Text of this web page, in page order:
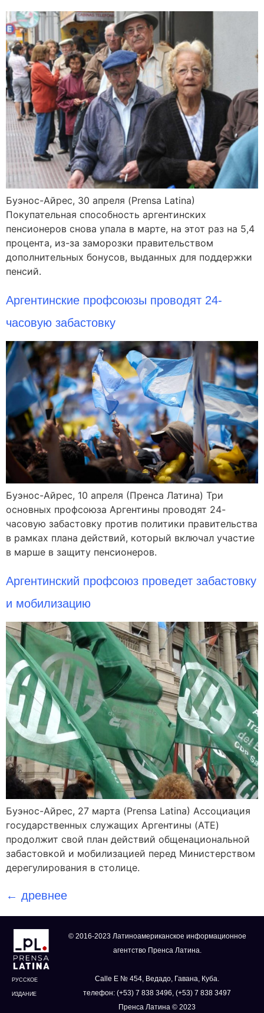
Буэнос-Айрес, 30 апреля (Prensa Latina)
Покупательная способность аргентинских
пенсионеров снова упала в марте, на этот раз на 5,4
процента, из-за заморозки правительством
дополнительных бонусов, выданных для поддержки
пенсий.
Аргентинские профсоюзы проводят 24-
часовую забастовку
Буэнос-Айрес, 10 апреля (Пренса Латина) Три
основных профсоюза Аргентины проводят 24-
часовую забастовку против политики правительства
в рамках плана действий, который включал участие
в марше в защиту пенсионеров.
Аргентинский профсоюз проведет забастовку
и мобилизацию
Буэнос-Айрес, 27 марта (Prensa Latina) Ассоциация
государственных служащих Аргентины (ATE)
продолжит свой план действий общенациональной
забастовкой и мобилизацией перед Министерством
дерегулирования в столице.
← древнее
РУССКОЕ
ИЗДАНИЕ
© 2016-2023 Латиноамериканское информационное
агентство Пренса Латина.
Calle E № 454, Ведадо, Гавана, Куба.
телефон: (+53) 7 838 3496, (+53) 7 838 3497
Пренса Латина © 2023